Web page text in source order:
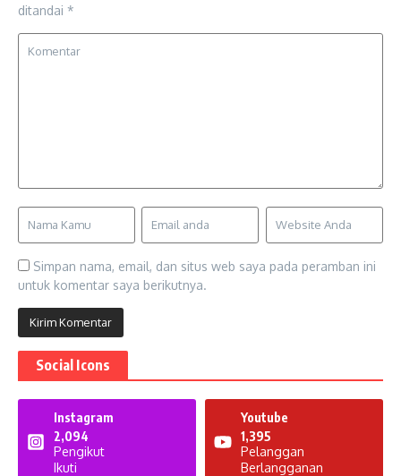
ditandai *
Simpan nama, email, dan situs web saya pada peramban ini
untuk komentar saya berikutnya.
Social Icons
Instagram
2,094
Pengikut
Ikuti
Youtube
1,395
Pelanggan
Berlangganan